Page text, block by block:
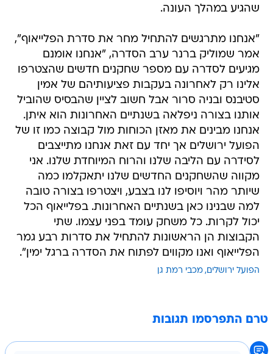
שהגיע במהלך העונה.
"אנחנו מתרגשים להתחיל מחר את סדרת הפלייאוף",
אמר שמוליק ברנר ערב הסדרה, "אנחנו אומנם
מגיעים לסדרה עם מספר שחקנים חדשים שהצטרפו
אלינו רק לאחרונה בעקבות פציעותיהם של אמין
סטיבנס ובניה סרור אבל חשוב לציין שהבסיס שהוביל
אותנו בצורה ניפלאה בשנתיים האחרונות הוא איתן.
אנחנו מבינים את מאזן הכוחות מול קבוצה כמו זו של
הפועל ירושלים אך יחד עם זאת אנחנו מתייצבים
לסידרה עם הליבה שלנו והרוח המיוחדת שלנו. אני
מקווה שהשחקנים החדשים שלנו יתאקלמו כמה
שיותר מהר ויוסיפו לנו בצבע, ויצטרפו בצורה טובה
למה שבנינו כאן בשנתיים האחרונות. בפלייאוף הכל
יכול לקרות. כל משחק עומד בפני עצמו. שתי
הקבוצות הן הראשונות להתחיל את סדרות רבע גמר
הפלייאוף ואנו מקווים לפתוח את הסדרה ברגל ימין".
הפועל ירושלים מכבי רמת גן
טרם התפרסמו תגובות